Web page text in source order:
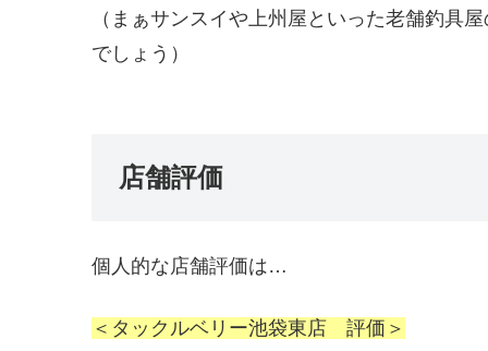
（まぁサンスイや上州屋といった老舗釣具
でしょう）
店舗評価
個人的な店舗評価は…
＜タックルベリー池袋東店 評価＞